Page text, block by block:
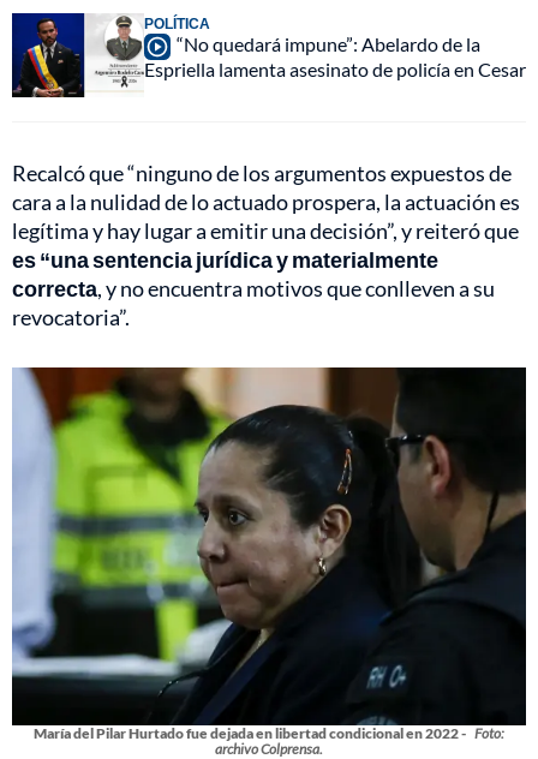
POLÍTICA
“No quedará impune”: Abelardo de la
Espriella lamenta asesinato de policía en Cesar
Recalcó que “ninguno de los argumentos expuestos de
cara a la nulidad de lo actuado prospera, la actuación es
legítima y hay lugar a emitir una decisión”, y reiteró que
es “una sentencia jurídica y materialmente
correcta, y no encuentra motivos que conlleven a su
revocatoria”.
María del Pilar Hurtado fue dejada en libertad condicional en 2022 - Foto:
archivo Colprensa.